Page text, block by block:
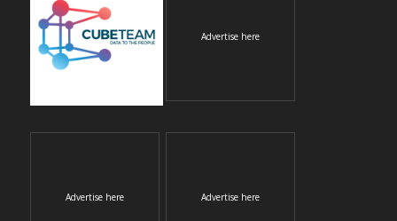
Advertise here
Advertise here Advertise here